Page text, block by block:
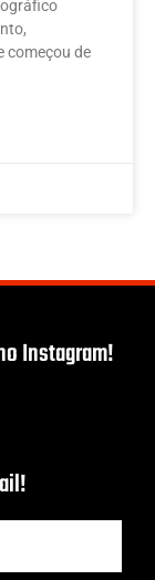
começou de
Instagram!